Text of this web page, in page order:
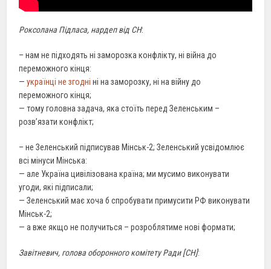
Роксолана Підласа, нардеп від СН:
– нам не підходять ні заморозка конфлікту, ні війна до
переможного кінця:
—українці не згодні ні на заморозку, ні на війну до
переможного кінця;
— тому головна задача, яка стоїть перед Зеленським –
розв’язати конфлікт;
– не Зеленський підписував Мінськ-2; Зеленський усвідомлює
всі мінуси Мінська:
— але Україна цивілізована країна; ми мусимо виконувати
угоди, які підписали;
— Зеленський має хоча б спробувати примусити РФ виконувати
Мінськ-2;
— а вже якщо не получиться – розроблятиме нові формати;
Завітневич, голова оборонного комітету Ради [СН]: